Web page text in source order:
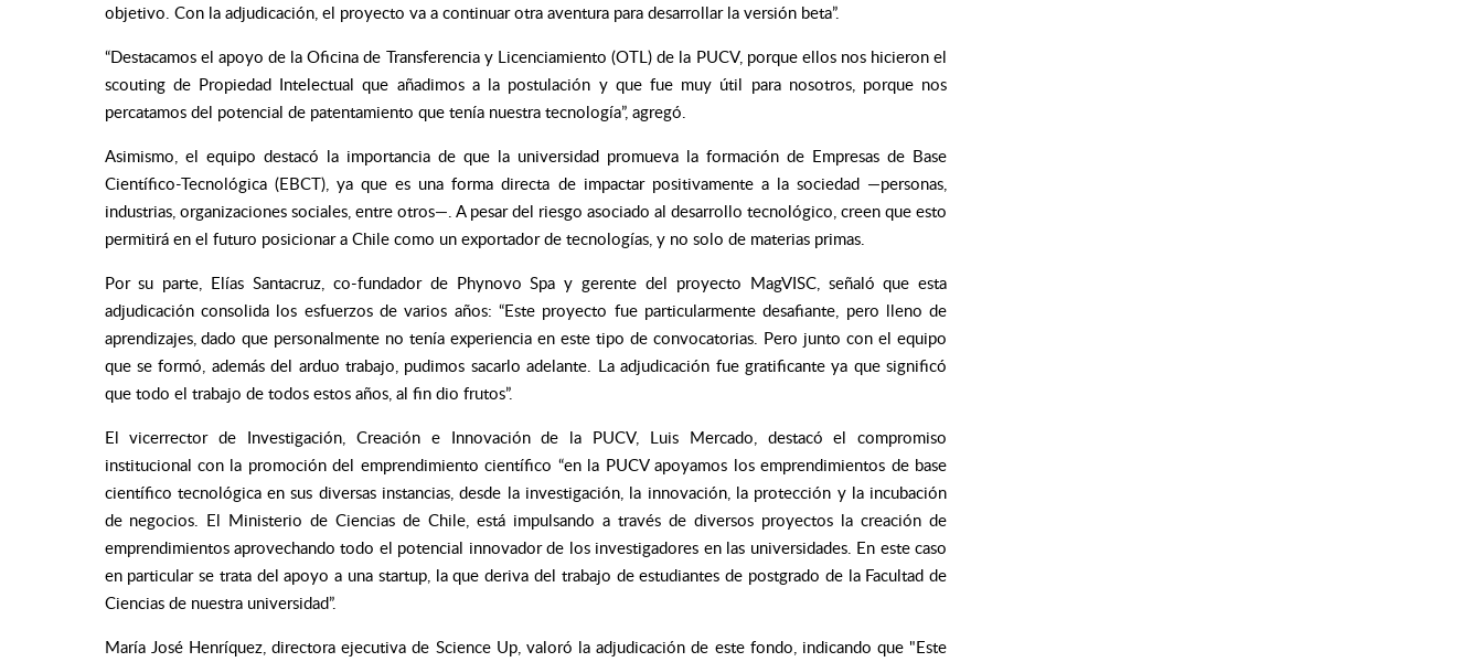
objetivo. Con la adjudicación, el proyecto va a continuar otra aventura para desarrollar la versión beta”.
“Destacamos el apoyo de la Oficina de Transferencia y Licenciamiento (OTL) de la PUCV, porque ellos nos hicieron el
scouting de Propiedad Intelectual que añadimos a la postulación y que fue muy útil para nosotros, porque nos
percatamos del potencial de patentamiento que tenía nuestra tecnología”, agregó.
Asimismo, el equipo destacó la importancia de que la universidad promueva la formación de Empresas de Base
Científico-Tecnológica (EBCT), ya que es una forma directa de impactar positivamente a la sociedad —personas,
industrias, organizaciones sociales, entre otros—. A pesar del riesgo asociado al desarrollo tecnológico, creen que esto
permitirá en el futuro posicionar a Chile como un exportador de tecnologías, y no solo de materias primas.
Por su parte, Elías Santacruz, co-fundador de Phynovo Spa y gerente del proyecto MagVISC, señaló que esta
adjudicación consolida los esfuerzos de varios años: “Este proyecto fue particularmente desafiante, pero lleno de
aprendizajes, dado que personalmente no tenía experiencia en este tipo de convocatorias. Pero junto con el equipo
que se formó, además del arduo trabajo, pudimos sacarlo adelante. La adjudicación fue gratificante ya que significó
que todo el trabajo de todos estos años, al fin dio frutos”.
El vicerrector de Investigación, Creación e Innovación de la PUCV, Luis Mercado, destacó el compromiso
institucional con la promoción del emprendimiento científico “en la PUCV apoyamos los emprendimientos de base
científico tecnológica en sus diversas instancias, desde la investigación, la innovación, la protección y la incubación
de negocios. El Ministerio de Ciencias de Chile, está impulsando a través de diversos proyectos la creación de
emprendimientos aprovechando todo el potencial innovador de los investigadores en las universidades. En este caso
en particular se trata del apoyo a una startup, la que deriva del trabajo de estudiantes de postgrado de la Facultad de
Ciencias de nuestra universidad”.
María José Henríquez, directora ejecutiva de Science Up, valoró la adjudicación de este fondo, indicando que "Este